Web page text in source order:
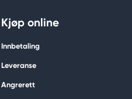
Kjøp online
Innbetaling
Leveranse
Angrerett